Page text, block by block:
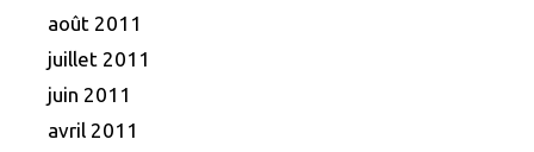
août 2011
juillet 2011
juin 2011
avril 2011